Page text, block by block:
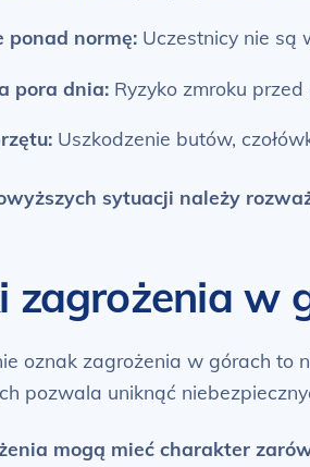
ponad normę: Uczestnicy nie są
pora dnia: Ryzyko zmroku
Uszkodzenie butów,
sytuacji należy
zagrożenia w
oznak zagrożenia w górach to
pozwala uniknąć
mogą mieć charakter